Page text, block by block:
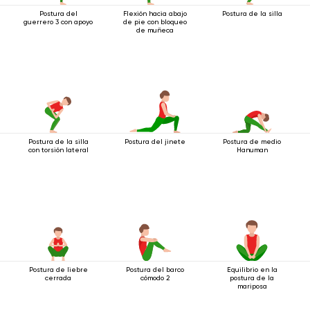
Postura del
guerrero 3 con apoyo
Flexión hacia abajo
de pie con bloqueo
de muñeca
Postura de la silla
Postura de la silla
con torsión lateral
Postura del jinete
Postura de medio
Hanuman
Postura de liebre
cerrada
Postura del barco
cómodo 2
Equilibrio en la
postura de la
mariposa